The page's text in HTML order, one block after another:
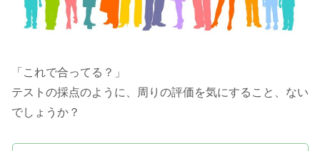
「これで合ってる？」
テストの採点のように、周りの評価を気にすること、ない
でしょうか？